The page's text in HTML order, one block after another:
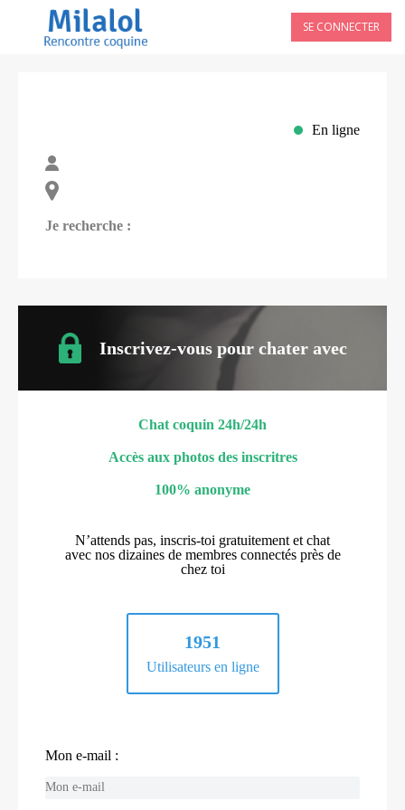
SE CONNECTER
En ligne
Je recherche :
Inscrivez-vous pour chater avec
Chat coquin 24h/24h
Accès aux photos des inscritres
100% anonyme
N’attends pas, inscris-toi gratuitement et chat
avec nos dizaines de membres connectés près de
chez toi
1951
Utilisateurs en ligne
Mon e-mail :